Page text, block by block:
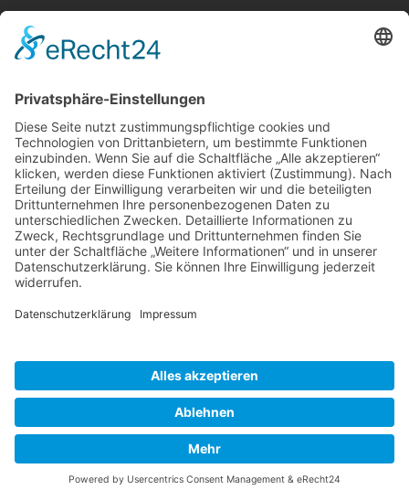
Schlagworte
Datenschutz
Cookie-Einstellungen
Cookie-Einstellungen
Copyright © 2024–2026 MGconnect Stiftung. Alle
Rechte vorbehalten.